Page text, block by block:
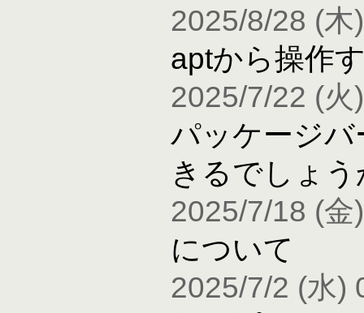
2025/8/28 (木
aptから操作
2025/7/22 (火
パッケージ
きるでしょう
2025/7/18 (金
について
2025/7/2 (水)